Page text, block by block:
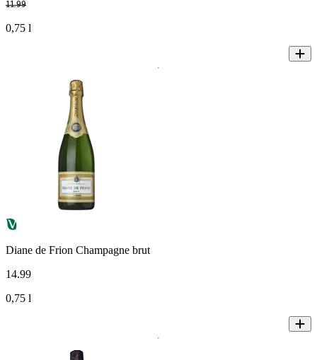
11.99
0,75 l
Diane de Frion Champagne brut
14.99
0,75 l